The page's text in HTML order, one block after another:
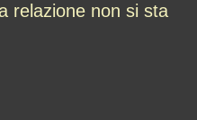
relazione non si sta